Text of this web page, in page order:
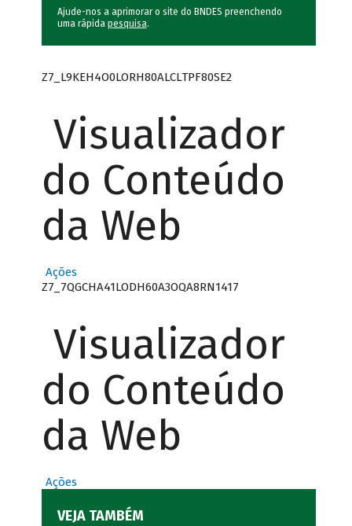
Ajude-nos a aprimorar o site do BNDES preenchendo
uma rápida pesquisa.
Z7_L9KEH4O0LORH80ALCLTPF80SE2
Visualizador
do Conteúdo
da Web
Ações
Z7_7QGCHA41LODH60A3OQA8RN1417
Visualizador
do Conteúdo
da Web
Ações
VEJA TAMBÉM